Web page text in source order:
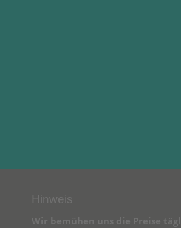
Hinweis
Wir bemühen uns die Preise